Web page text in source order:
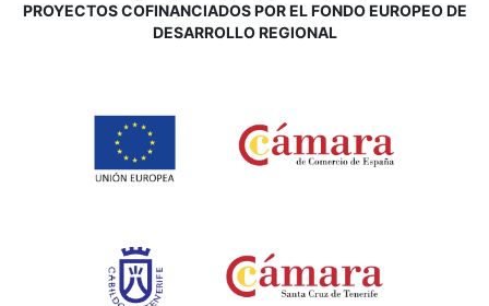
PROYECTOS COFINANCIADOS POR EL FONDO EUROPEO DE
DESARROLLO REGIONAL